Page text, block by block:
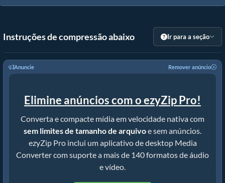
Instruções de compressão abaixo Ir para a seção
Anuncie Remover anúncio
Elimine anúncios com o ezyZip Pro!
Converta e compacte mídia em velocidade nativa com
sem limites de tamanho de arquivoe sem anúncios.
ezyZip Pro inclui um aplicativo de desktop Media
Converter com suporte a mais de 140 formatos de áudio
e vídeo.